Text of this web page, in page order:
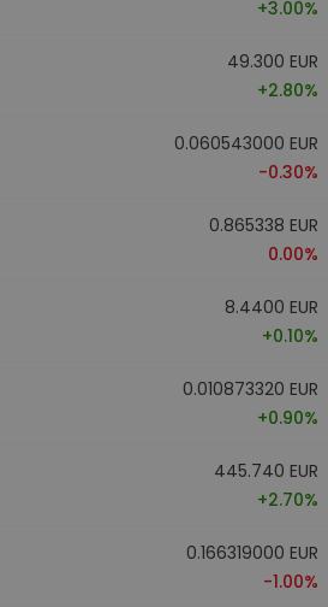
+3.00%
49.300 EUR
+2.80%
0.060543000 EUR
-0.30%
0.865338 EUR
0.00%
8.4400 EUR
+0.10%
0.010873320 EUR
+0.90%
445.740 EUR
+2.70%
0.166319000 EUR
-1.00%